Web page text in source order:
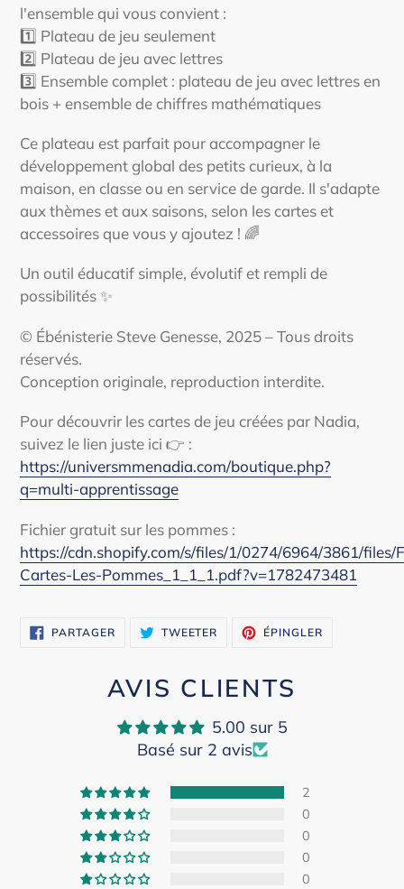
l'ensemble qui vous convient :
1️⃣ Plateau de jeu seulement
2️⃣ Plateau de jeu avec lettres
3️⃣ Ensemble complet : plateau de jeu avec lettres en
bois + ensemble de chiffres mathématiques
Ce plateau est parfait pour accompagner le
développement global des petits curieux, à la
maison, en classe ou en service de garde. Il s'adapte
aux thèmes et aux saisons, selon les cartes et
accessoires que vous y ajoutez ! 🌈
Un outil éducatif simple, évolutif et rempli de
possibilités ✨
© Ébénisterie Steve Genesse, 2025 – Tous droits
réservés.
Conception originale, reproduction interdite.
Pour découvrir les cartes de jeu créées par Nadia,
suivez le lien juste ici 👉 :
https://universmmenadia.com/boutique.php?
q=multi-apprentissage
Fichier gratuit sur les pommes :
https://cdn.shopify.com/s/files/1/0274/6964/3861/files/
Cartes-Les-Pommes_1_1_1.pdf?v=1782473481
PARTAGERPARTAGER
SUR
TWEETER TWEETERÉPINGLER
AVIS CLIENTS
5.00 sur 5
Basé sur 2 avis
2
0
0
0
0